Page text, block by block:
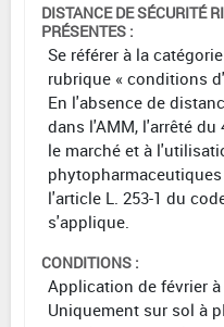
DISTANCE DE SÉCURITÉ
PRÉSENTES :
Se référer à la
rubrique « conditions
En l'absence de
dans l'AMM, l'arrêté du
le marché et à
l'article L. 253-1 du
s'applique.
CONDITIONS :
Application de février à
Uniquement sur sol à